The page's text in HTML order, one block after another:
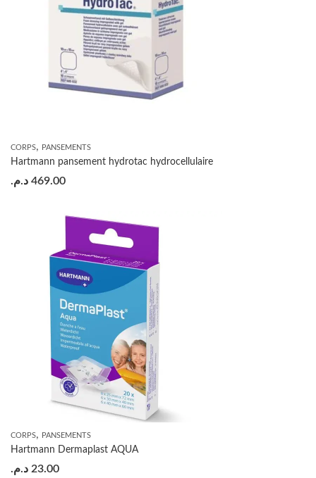
CORPS, PANSEMENTS
Hartmann pansement hydrotac hydrocellulaire
469.00 د.م.
CORPS, PANSEMENTS
Hartmann Dermaplast AQUA
23.00 د.م.